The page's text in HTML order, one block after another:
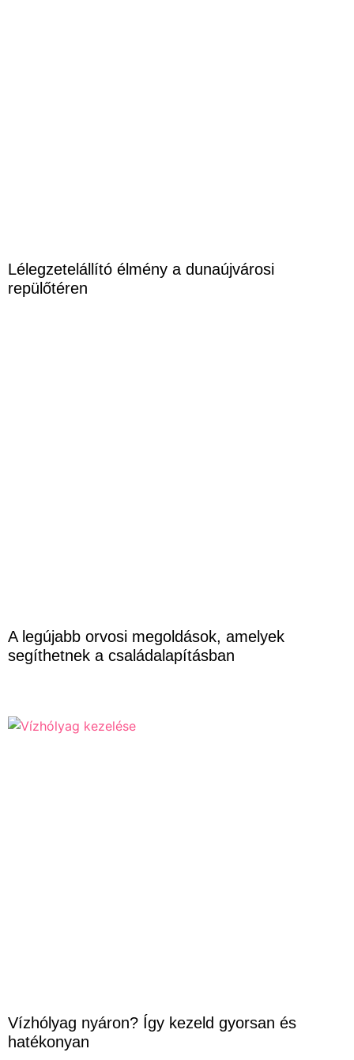
Lélegzetelállító élmény a dunaújvárosi
repülőtéren
A legújabb orvosi megoldások, amelyek
segíthetnek a családalapításban
Vízhólyag nyáron? Így kezeld gyorsan és
hatékonyan